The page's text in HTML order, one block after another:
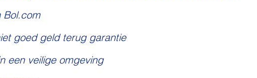
Bol.com
goed geld terug garantie
een veilige omgeving